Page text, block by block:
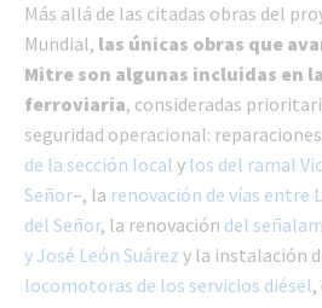
Más allá de las citadas obras del
Mundial, las únicas obras que
Mitre son algunas incluidas en
ferroviaria, consideradas
seguridad operacional:
de la sección local y los del ramal
Señor–, la renovación de vías entre
del Señor, la renovación del
y José León Suárez y la instalación
locomotoras de los servicios diésel